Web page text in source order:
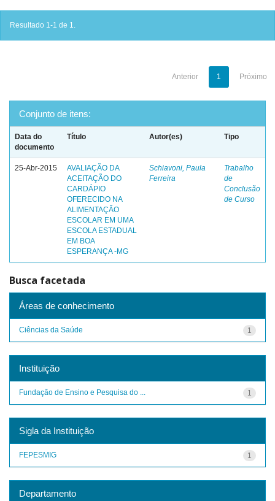
Resultado 1-1 de 1.
Anterior 1 Próximo
Conjunto de itens:
Data do
documento
Título Autor(es) Tipo
25-Abr-2015
AVALIAÇÃO DA
ACEITAÇÃO DO
CARDÁPIO
OFERECIDO NA
ALIMENTAÇÃO
ESCOLAR EM UMA
ESCOLA ESTADUAL
EM BOA
ESPERANÇA -MG
Schiavoni, Paula
Ferreira
Trabalho
de
Conclusão
de Curso
Busca facetada
Áreas de conhecimento
1
Ciências da Saúde
Instituição
1
Fundação de Ensino e Pesquisa do ...
Sigla da Instituição
1
FEPESMIG
Departamento